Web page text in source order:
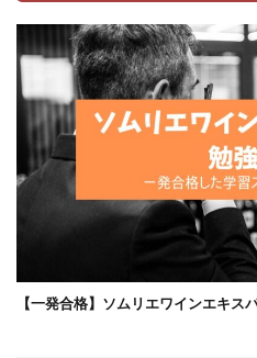
【一発合格】ソムリエワインエキ